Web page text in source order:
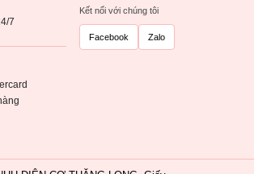
7
Kết nối với chúng tôi
Facebook Zalo